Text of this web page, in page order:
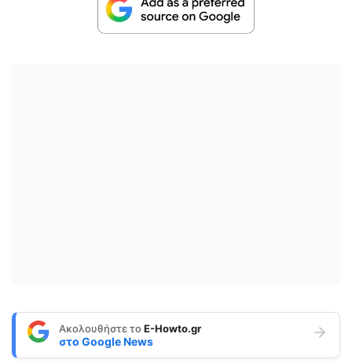
Ακολουθήστε τοE-Howto.gr
στο Google News